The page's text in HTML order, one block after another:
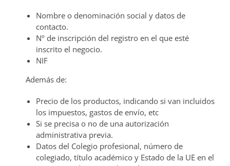
Nombre o denominación social y datos de
contacto.
Nº de inscripción del registro en el que esté
inscrito el negocio.
NIF
Además de:
Precio de los productos, indicando si van incluidos
los impuestos, gastos de envío, etc
Si se precisa o no de una autorización
administrativa previa.
Datos del Colegio profesional, número de
colegiado, título académico y Estado de la UE en el